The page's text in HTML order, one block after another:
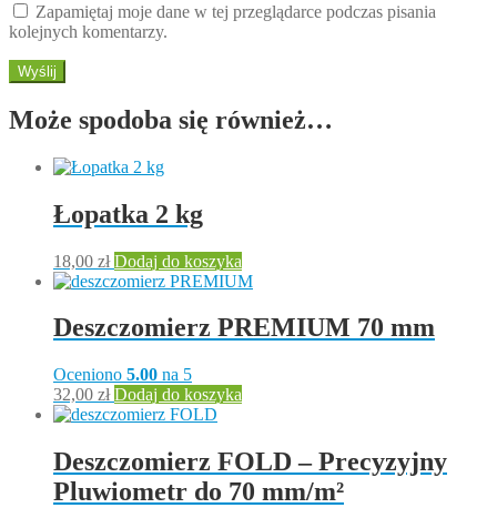
Zapamiętaj moje dane w tej przeglądarce podczas pisania
kolejnych komentarzy.
Może spodoba się również…
Łopatka 2 kg
18,00 zł Dodaj do koszyka
Deszczomierz PREMIUM 70 mm
Oceniono 5.00 na 5
32,00 zł Dodaj do koszyka
Deszczomierz FOLD – Precyzyjny
Pluwiometr do 70 mm/m²